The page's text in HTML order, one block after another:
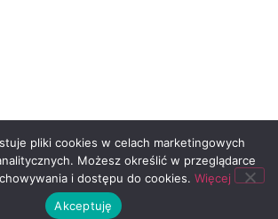
pliki cookies w celach marketingowych
Możesz określić w przeglądarce
i dostępu do cookies. Więcej
Akceptuję